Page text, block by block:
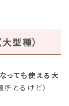
型種）
っても使える大
とるけど）